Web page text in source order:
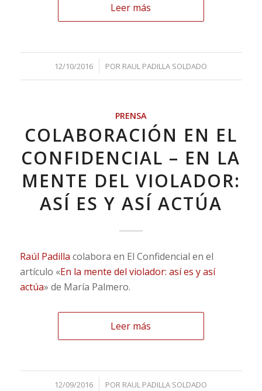
Leer más
12/10/2016
/ POR RAUL PADILLA SOLDADO
PRENSA
COLABORACIÓN EN EL
CONFIDENCIAL – EN LA
MENTE DEL VIOLADOR:
ASÍ ES Y ASÍ ACTÚA
Raúl Padilla colabora en El Confidencial en el
artículo «En la mente del violador: así es y así
actúa» de María Palmero.
Leer más
12/09/2016
/ POR RAUL PADILLA SOLDADO